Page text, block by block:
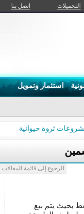
التحميلات اتصل بنا
استثمار وتمويل
ثروة حيوانية
الرجوع إلى قائمة المقالات
بحيث يتم بيع